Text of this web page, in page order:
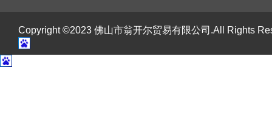
Copyright ©2023 佛山市翁开尔贸易有限公司.All Rights